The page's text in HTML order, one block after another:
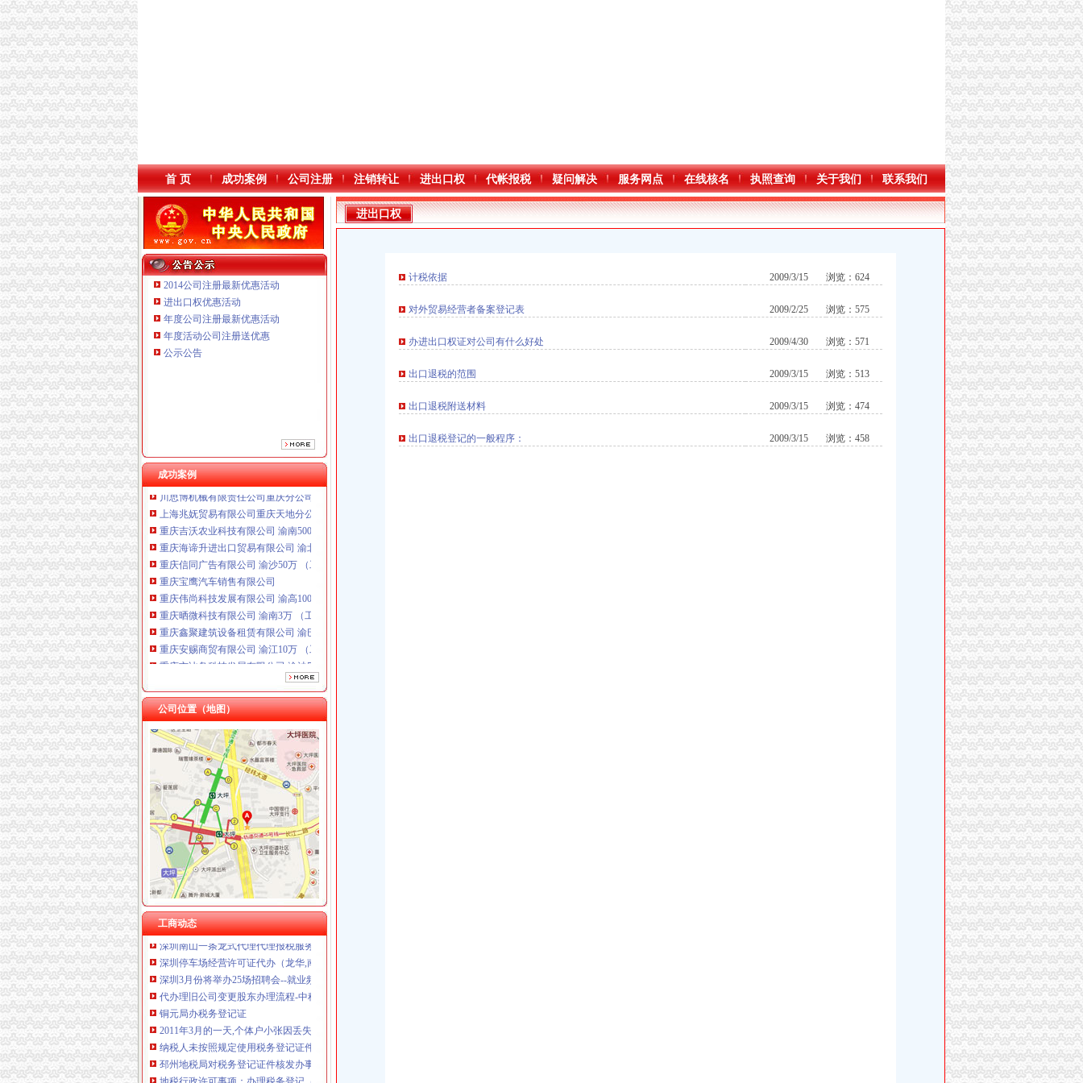
首 页 成功案例 公司注册 注销转让 进出口权 代帐报税 疑问解决 服务网点 在线核名 执照查询 关于我们 联系我们
2014公司注册最新优惠活动
进出口权优惠活动
年度公司注册最新优惠活动
年度活动公司注册送优惠
公示公告
成功案例
重庆海谛升进出口贸易有限公司 渝北100万 （进出口权）
重庆安赐商贸有限公司 渝江10万 （工商注册）
重庆市冰岛科技发展有限公司 渝沙50万 （进出口权）
川思博机械有限责任公司重庆分公司 渝江 （工商注册）
上海兆妩贸易有限公司重庆天地分公司 渝中 （工商注册）
重庆吉沃农业科技有限公司 渝南500万 （工商注册）
重庆海谛升进出口贸易有限公司 渝北100万 （进出口权）
重庆信同广告有限公司 渝沙50万 （工商注册）
重庆宝鹰汽车销售有限公司
重庆伟尚科技发展有限公司 渝高100万 （工商注册）
重庆晒微科技有限公司 渝南3万 （工商注册）
重庆鑫聚建筑设备租赁有限公司 渝巴3万 （工商注册）
重庆安赐商贸有限公司 渝江10万 （工商注册）
重庆市冰岛科技发展有限公司 渝沙50万 （进出口权）
川思博机械有限责任公司重庆分公司 渝江 （工商注册）
上海兆妩贸易有限公司重庆天地分公司 渝中 （工商注册）
重庆吉沃农业科技有限公司 渝南500万 （工商注册）
公司位置（地图）
工商动态
南岸周边
南岸区监控周边代理商_南岸区监控周边渠道商_南岸区监控周边批发商
南宁中兴大桥南岸附近富德路凤凰菜市周边自建房出租|南宁出售房源|
南岸区校园周边餐饮食品安全获群众好评
白山龙湖南岸二期周边配套,龙湖南岸二期附近商场、超市、银行、学
凤凰水城南岸周边有哪些超市买东西方便吗？-业主生活-房天下问答
南山办税务登记证
深圳注册公司流程及费用深圳如何办理
深圳南山一条龙式代理代理报税服务百易办财税-久久信息网
深圳停车场经营许可证代办（龙华,南山,福田,罗湖,宝安,【今日
深圳3月份将举办25场招聘会--就业频道--中国教育在线
代办理旧公司变更股东办理流程-中科商务网-掘金（北京）登记注册
铜元局办税务登记证
2011年3月的一天,个体户小张因丢失了税务登记证副本来到A市B区国
纳税人未按照规定使用税务登记证件,或者转借、涂改、损毁、买卖、
邳州地税局对税务登记证件核发办事指南-优质服务-徐州市邳州地方税
地税行政许可事项：办理税务登记（开业、变更、验证和换证）核准_
进出口权
计税依据 2009/3/15 浏览：624
对外贸易经营者备案登记表 2009/2/25 浏览：575
办进出口权证对公司有什么好处 2009/4/30 浏览：571
出口退税的范围 2009/3/15 浏览：513
出口退税附送材料 2009/3/15 浏览：474
出口退税登记的一般程序： 2009/3/15 浏览：458